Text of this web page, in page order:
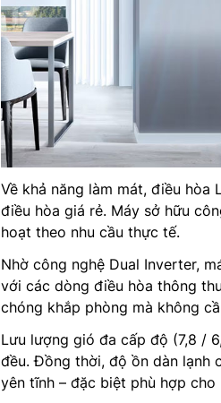
Về khả năng làm mát, điều hòa
điều hòa giá rẻ. Máy sở hữu
hoạt theo nhu cầu thực tế.
Nhờ công nghệ Dual Inverter,
với các dòng điều hòa thông
chóng khắp phòng mà không
Lưu lượng gió đa cấp độ (7,8 /
đều. Đồng thời, độ ồn dàn lạnh
yên tĩnh – đặc biệt phù hợp cho